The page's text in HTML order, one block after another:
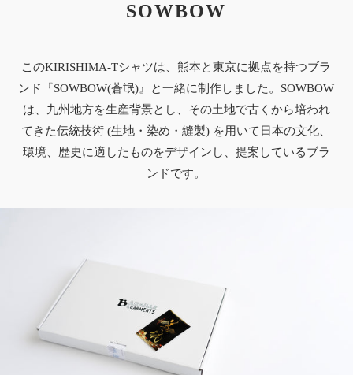
SOWBOW
このKIRISHIMA-Tシャツは、熊本と東京に拠点を持つブラ
ンド『SOWBOW(蒼氓)』と一緒に制作しました。SOWBOW
は、九州地方を生産背景とし、その土地で古くから培われ
てきた伝統技術 (生地・染め・縫製) を用いて日本の文化、
環境、歴史に適したものをデザインし、提案しているブラ
ンドです。